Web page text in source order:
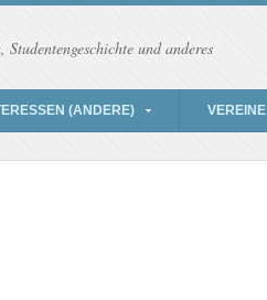
und anderes
(ANDERE) VEREINE